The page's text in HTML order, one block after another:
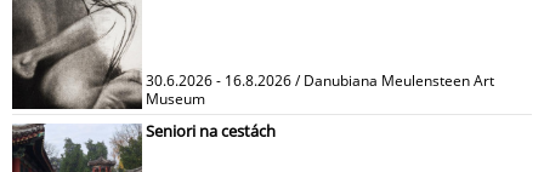
30.6.2026 - 16.8.2026 / Danubiana Meulensteen Art
Museum
Seniori na cestách